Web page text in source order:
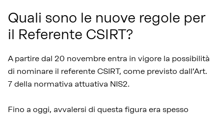
Quali sono le nuove regole per
il Referente CSIRT?
A partire dal 20 novembre entra in vigore la possibilità
di nominare il referente CSIRT, come previsto dall’Art.
7 della normativa attuativa NIS2.
Fino a oggi, avvalersi di questa figura era spesso